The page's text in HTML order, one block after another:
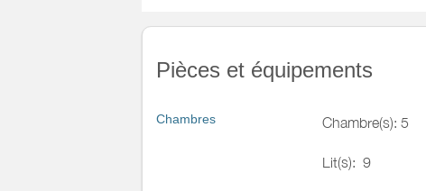
Pièces et équipements
Chambres
Chambre(s): 5
Lit(s): 9